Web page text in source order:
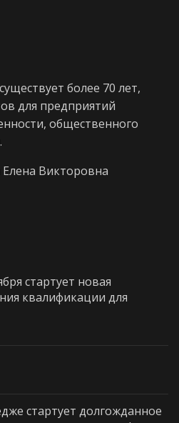
более 70 лет,
для предприятий
общественного
Викторовна
стартует новая
квалификации для
стартует долгожданное